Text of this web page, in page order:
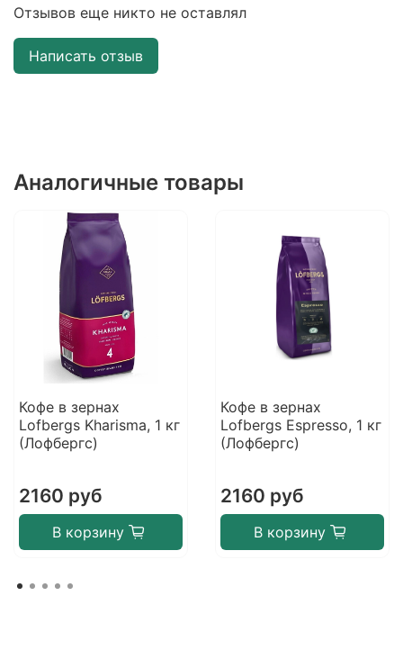
Отзывов еще никто не оставлял
Написать отзыв
Аналогичные товары
Кофе в зернах
Lofbergs Kharisma, 1 кг
(Лофбергс)
2160 руб
В корзину
Кофе в зернах
Lofbergs Espresso, 1 кг
(Лофбергс)
2160 руб
В корзину